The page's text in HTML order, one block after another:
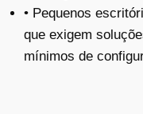
• Pequenos
que exigem
mínimos de